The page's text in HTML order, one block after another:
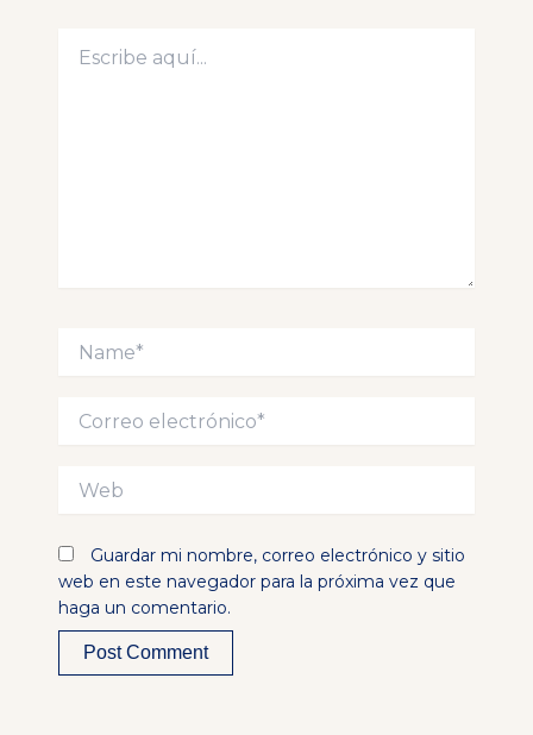
aquí...
electrónico*
Guardar mi nombre, correo electrónico y sitio
web en este navegador para la próxima vez que
haga un comentario.